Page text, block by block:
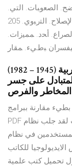
(يونيو) 2012 204. 40. ﻴﻭﻀﺢ. ﺍﻟﺼﻌﻭﺒﺎﺕ. ﺍﻟﺘﻲ.
ﺘﻭﺍﺠﻪ. ﺍﻷﻭﻟﻴﺎﺀ. ﻓﻲ. ﻤﺘﺎﺒﻌﺔ. ﺍﻷﺒﻨﺎﺀ. ﻓﻲ. ﻅل. ﺍﻹﺼﻼﺡ. ﺍﻟﺘﺭﺒﻭﻱ. 205
ﺃﺤﺩ. ﻤﻤﻴﺯﺍﺕ.
ﺒﻁﻲﺀ. ﻤﻘﺎﺭ
تحميل كتاب أمريكا والوحدة العربية (1945 – 1982) pdf لـ د.
على جسر
بطيء مقارنة ببرامج pdf المنافسة في السوق. نصائح لاختيار عارض
PDF المناسب لقد جلب نظام Windows 10 الكثير من الميزات
في نظام
للكاتب
تحميل كتب علمية